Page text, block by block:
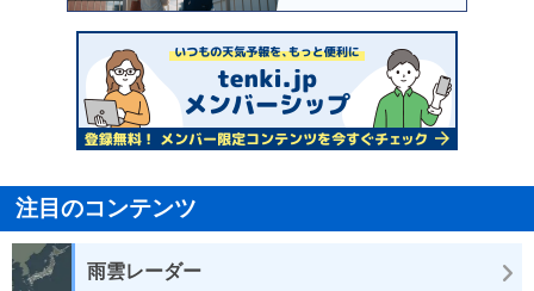
注目のコンテンツ
雨雲レーダー